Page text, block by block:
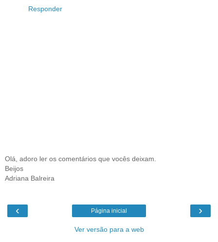
Responder
Olá, adoro ler os comentários que vocês deixam.
Beijos
Adriana Balreira
‹ ›
Página inicial
Ver versão para a web